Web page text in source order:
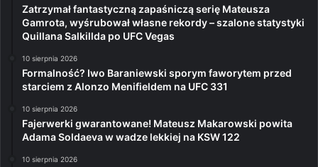
Zatrzymał fantastyczną zapaśniczą serię Mateusza
Gamrota, wyśrubował własne rekordy – szalone statystyki
Quillana Salkillda po UFC Vegas
10 sierpnia 2026
Formalność? Iwo Baraniewski sporym faworytem przed
starciem z Alonzo Menifieldem na UFC 331
10 sierpnia 2026
Fajerwerki gwarantowane! Mateusz Makarowski powita
Adama Soldaeva w wadze lekkiej na KSW 122
10 sierpnia 2026